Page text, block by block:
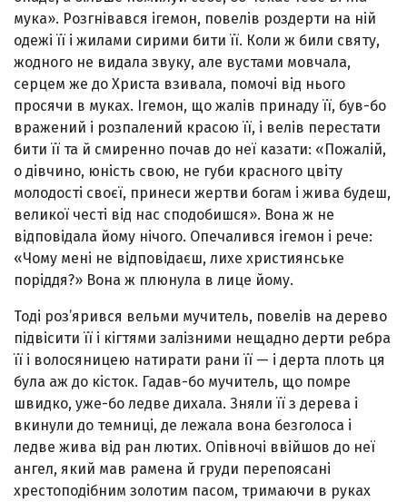
мука». Розгнівався ігемон, повелів роз­дерти на ній
одежі її і жилами сирими бити її. Коли ж били святу,
жодного не видала звуку, але вустами мов­чала,
серцем же до Христа взивала, помочі від нього
просячи в муках. Ігемон, що жалів принаду її, був-бо
вражений і розпалений красою її, і велів перестати
бити її та й смиренно почав до неї казати: «Пожалій,
о дівчи­но, юність свою, не губи красного цвіту
молодості своєї, принеси жертви богам і жива будеш,
великої честі від нас сподобишся». Вона ж не
відповідала йому нічого. Опечалився ігемон і рече:
«Чому мені не відповідаєш, лихе християнське
поріддя?» Вона ж плюнула в лице йому.
Тоді роз’ярився вельми мучитель, повелів на де­рево
підвісити її і кігтями залізними нещадно дерти реб­ра
її і волосяницею натирати рани її — і дерта плоть ця
була аж до кісток. Гадав-бо мучитель, що помре
швид­ко, уже-бо ледве дихала. Зняли її з дерева і
вкинули до темниці, де лежала вона безголоса і
ледве жива від ран лютих. Опівночі ввійшов до неї
ангел, який мав рамена й груди перепоясані
хрестоподібним золотим пасом, тримаючи в руках